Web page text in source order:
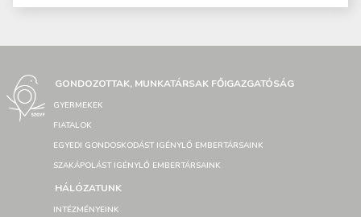
GONDOZOTTAK, MUNKATÁRSAK FŐIGAZGATÓSÁG
GYERMEKEK
FIATALOK
EGYEDI GONDOSKODÁST IGÉNYLŐ EMBERTÁRSAINK
SZAKÁPOLÁST IGÉNYLŐ EMBERTÁRSAINK
HÁLÓZATUNK
INTÉZMÉNYEINK